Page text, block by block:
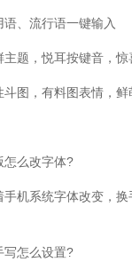
、流行语一键输入
题，悦耳按键音，惊
图，有料图表情，鲜
么改字体?
系统字体改变，换
怎么设置?